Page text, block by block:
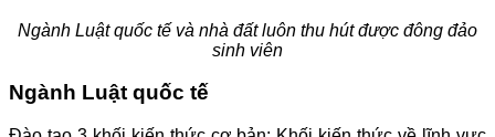
Ngành Luật quốc tế và nhà đất luôn thu hút được đông đảo
sinh viên
Ngành Luật quốc tế